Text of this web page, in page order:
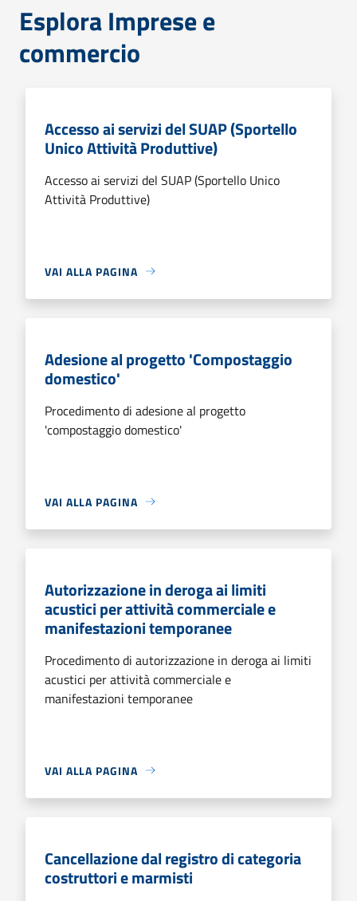
Esplora Imprese e
commercio
Accesso ai servizi del SUAP (Sportello
Unico Attività Produttive)
Accesso ai servizi del SUAP (Sportello Unico
Attività Produttive)
VAI ALLA PAGINA
Adesione al progetto 'Compostaggio
domestico'
Procedimento di adesione al progetto
'compostaggio domestico'
VAI ALLA PAGINA
Autorizzazione in deroga ai limiti
acustici per attività commerciale e
manifestazioni temporanee
Procedimento di autorizzazione in deroga ai limiti
acustici per attività commerciale e
manifestazioni temporanee
VAI ALLA PAGINA
Cancellazione dal registro di categoria
costruttori e marmisti